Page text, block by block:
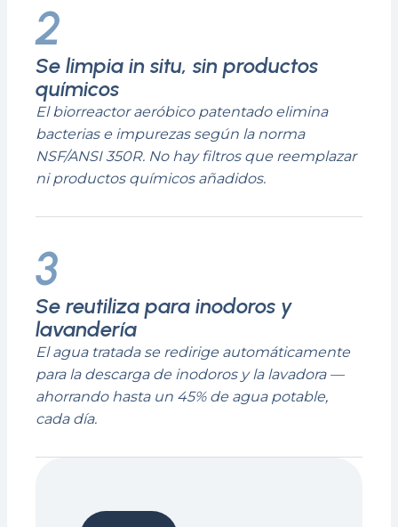
2
Se limpia in situ, sin productos
químicos
El biorreactor aeróbico patentado elimina
bacterias e impurezas según la norma
NSF/ANSI 350R. No hay filtros que reemplazar
ni productos químicos añadidos.
3
Se reutiliza para inodoros y
lavandería
El agua tratada se redirige automáticamente
para la descarga de inodoros y la lavadora —
ahorrando hasta un 45% de agua potable,
cada día.